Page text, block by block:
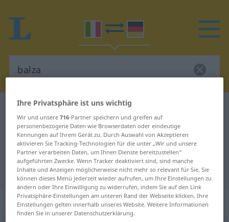
Italienisch-Deutsch Wörterbuch
Italienisch-Deutsch Übersetzung
für "balza"
"balza" Deutsch Übersetzung
„balza“: femminile
Ihre Privatsphäre ist uns wichtig
Wir und unsere716-Partner speichern und greifen auf
personenbezogene Daten wie Browserdaten oder eindeutige
Kennungen auf Ihrem Gerät zu. Durch Auswahl von Akzeptieren
aktivieren Sie Tracking-Technologien für die unter „Wir und unsere
Partner verarbeiten Daten, um Ihnen Dienste bereitzustellen“
aufgeführten Zwecke. Wenn Tracker deaktiviert sind, sind manche
Inhalte und Anzeigen möglicherweise nicht mehr so relevant für Sie. Sie
können dieses Menü jederzeit wieder aufrufen, um Ihre Einstellungen zu
ändern oder Ihre Einwilligung zu widerrufen, indem Sie auf den Link
Privatsphäre-Einstellungen am unteren Rand der Webseite klicken. Ihre
Einstellungen gelten innerhalb unseres Website. Weitere Informationen
finden Sie in unserer Datenschutzerklärung.